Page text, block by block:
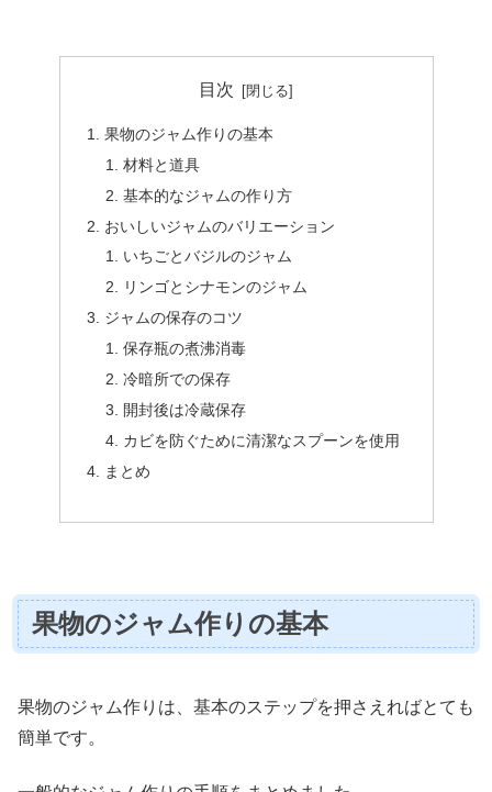
目次
果物のジャム作りの基本
材料と道具
基本的なジャムの作り方
おいしいジャムのバリエーション
いちごとバジルのジャム
リンゴとシナモンのジャム
ジャムの保存のコツ
保存瓶の煮沸消毒
冷暗所での保存
開封後は冷蔵保存
カビを防ぐために清潔なスプーンを使用
まとめ
果物のジャム作りの基本
果物のジャム作りは、基本のステップを押さえればとても
簡単です。